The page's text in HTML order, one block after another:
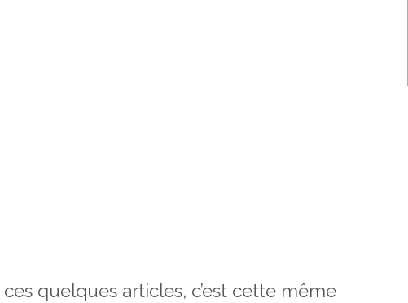
quelques articles, c’est cette même